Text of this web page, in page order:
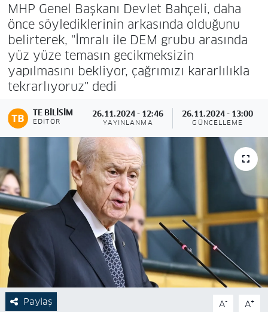
MHP Genel Başkanı Devlet Bahçeli, daha
önce söylediklerinin arkasında olduğunu
belirterek, "İmralı ile DEM grubu arasında
yüz yüze temasın gecikmeksizin
yapılmasını bekliyor, çağrımızı kararlılıkla
tekrarlıyoruz" dedi
TE BILISIM
EDITÖR
26.11.2024 - 12:46
YAYINLANMA
26.11.2024 - 13:00
GÜNCELLEME
Paylaş A- A+